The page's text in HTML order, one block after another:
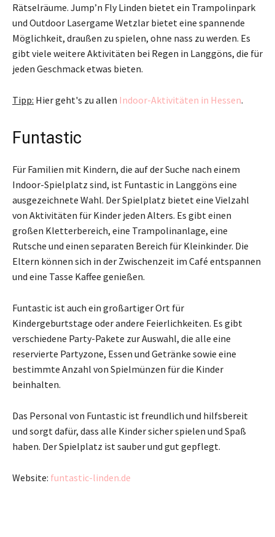
Rätselräume. Jump’n Fly Linden bietet ein Trampolinpark
und Outdoor Lasergame Wetzlar bietet eine spannende
Möglichkeit, draußen zu spielen, ohne nass zu werden. Es
gibt viele weitere Aktivitäten bei Regen in Langgöns, die für
jeden Geschmack etwas bieten.
Tipp: Hier geht's zu allen Indoor-Aktivitäten in Hessen.
Funtastic
Für Familien mit Kindern, die auf der Suche nach einem
Indoor-Spielplatz sind, ist Funtastic in Langgöns eine
ausgezeichnete Wahl. Der Spielplatz bietet eine Vielzahl
von Aktivitäten für Kinder jeden Alters. Es gibt einen
großen Kletterbereich, eine Trampolinanlage, eine
Rutsche und einen separaten Bereich für Kleinkinder. Die
Eltern können sich in der Zwischenzeit im Café entspannen
und eine Tasse Kaffee genießen.
Funtastic ist auch ein großartiger Ort für
Kindergeburtstage oder andere Feierlichkeiten. Es gibt
verschiedene Party-Pakete zur Auswahl, die alle eine
reservierte Partyzone, Essen und Getränke sowie eine
bestimmte Anzahl von Spielmünzen für die Kinder
beinhalten.
Das Personal von Funtastic ist freundlich und hilfsbereit
und sorgt dafür, dass alle Kinder sicher spielen und Spaß
haben. Der Spielplatz ist sauber und gut gepflegt.
Website: funtastic-linden.de